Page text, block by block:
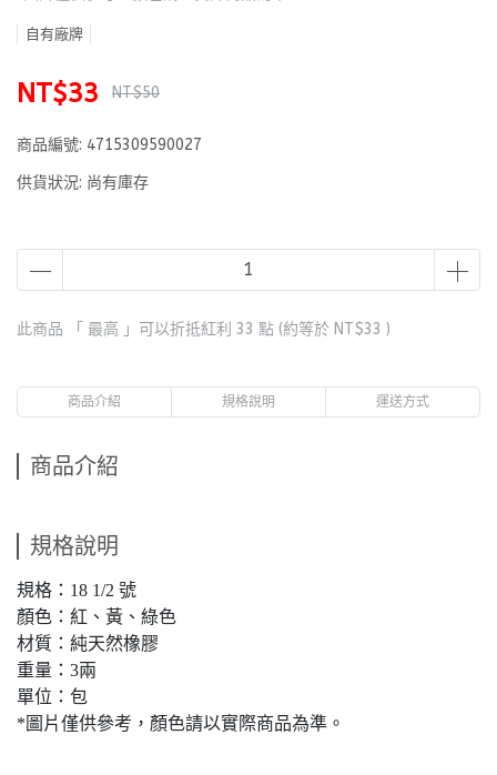
自有廠牌
NT$33 NT$50
商品編號: 4715309590027
供貨狀況: 尚有庫存
此商品 「 最高 」可以折抵紅利 33 點 (約等於 NT$33 )
商品介紹 規格說明 運送方式
商品介紹
規格說明
規格：18 1/2 號
顏色：紅、黃、綠色
材質：純天然橡膠
重量：3兩
單位：包
*圖片僅供參考，顏色請以實際商品為準。